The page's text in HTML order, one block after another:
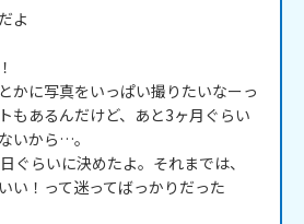
よ
かに写真をいっぱい撮りたいなーっ
もあるんだけど、あと3ヶ月ぐらい
いから…。
ぐらいに決めたよ。それまでは、
い！って迷ってばっかりだった